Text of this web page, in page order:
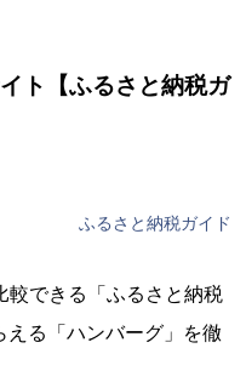
ト【ふるさと納税ガ
ふるさと納税ガイド
較できる「ふるさと納税
る「ハンバーグ」を徹